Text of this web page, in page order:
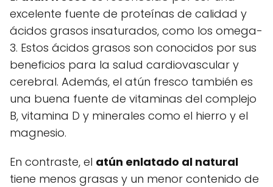
excelente fuente de proteínas de calidad y
ácidos grasos insaturados, como los omega-
3. Estos ácidos grasos son conocidos por sus
beneficios para la salud cardiovascular y
cerebral. Además, el atún fresco también es
una buena fuente de vitaminas del complejo
B, vitamina D y minerales como el hierro y el
magnesio.
En contraste, el atún enlatado al natural
tiene menos grasas y un menor contenido de